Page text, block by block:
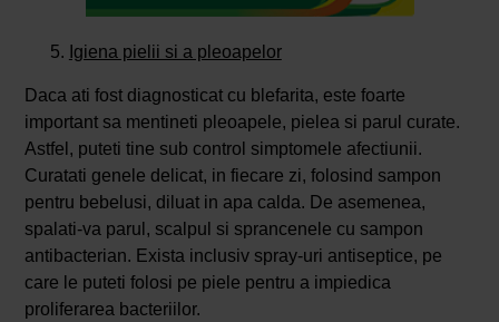
Igiena pielii si a pleoapelor
Daca ati fost diagnosticat cu blefarita, este foarte
important sa mentineti pleoapele, pielea si parul curate.
Astfel, puteti tine sub control simptomele afectiunii.
Curatati genele delicat, in fiecare zi, folosind sampon
pentru bebelusi, diluat in apa calda. De asemenea,
spalati-va parul, scalpul si sprancenele cu sampon
antibacterian. Exista inclusiv spray-uri antiseptice, pe
care le puteti folosi pe piele pentru a impiedica
proliferarea bacteriilor.